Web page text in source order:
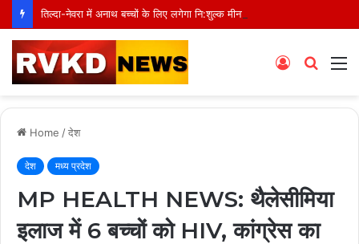
Search
Log
Home /देश
देश मध्य प्रदेश
MP HEALTH NEWS: थैलेसीमिया
इलाज में 6 बच्चों को HIV, कांग्रेस का